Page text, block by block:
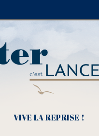
VIVE LA REPRISE !